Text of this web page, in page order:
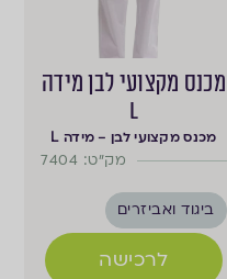
מכנס מקצועי לבן מידה
L
מכנס מקצועי לבן – מידה L
מק"ט: 7404
ביגוד ואביזרים
לרכישה